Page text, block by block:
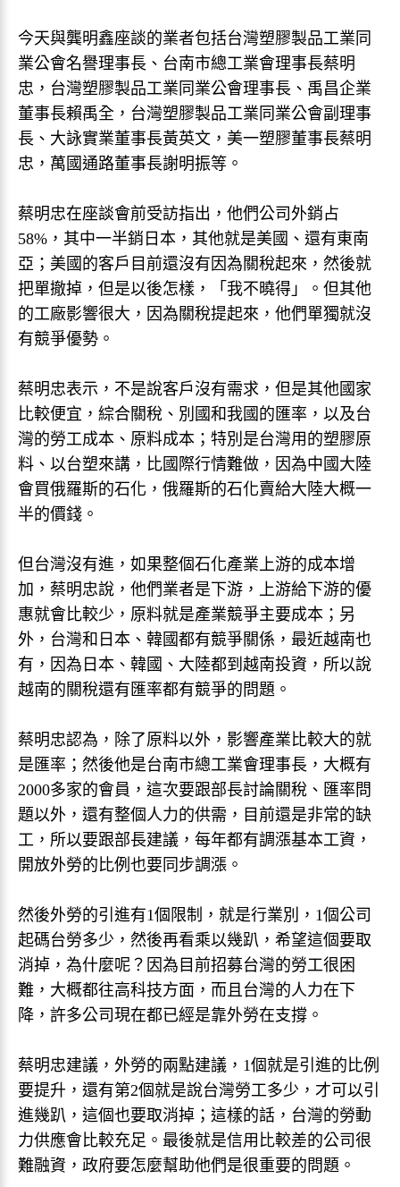
今天與龔明鑫座談的業者包括台灣塑膠製品工業同
業公會名譽理事長、台南市總工業會理事長蔡明
忠，台灣塑膠製品工業同業公會理事長、禹昌企業
董事長賴禹全，台灣塑膠製品工業同業公會副理事
長、大詠實業董事長黃英文，美一塑膠董事長蔡明
忠，萬國通路董事長謝明振等。
蔡明忠在座談會前受訪指出，他們公司外銷占
58%，其中一半銷日本，其他就是美國、還有東南
亞；美國的客戶目前還沒有因為關稅起來，然後就
把單撤掉，但是以後怎樣，「我不曉得」。但其他
的工廠影響很大，因為關稅提起來，他們單獨就沒
有競爭優勢。
蔡明忠表示，不是說客戶沒有需求，但是其他國家
比較便宜，綜合關稅、別國和我國的匯率，以及台
灣的勞工成本、原料成本；特別是台灣用的塑膠原
料、以台塑來講，比國際行情難做，因為中國大陸
會買俄羅斯的石化，俄羅斯的石化賣給大陸大概一
半的價錢。
但台灣沒有進，如果整個石化產業上游的成本增
加，蔡明忠說，他們業者是下游，上游給下游的優
惠就會比較少，原料就是產業競爭主要成本；另
外，台灣和日本、韓國都有競爭關係，最近越南也
有，因為日本、韓國、大陸都到越南投資，所以說
越南的關稅還有匯率都有競爭的問題。
蔡明忠認為，除了原料以外，影響產業比較大的就
是匯率；然後他是台南市總工業會理事長，大概有
2000多家的會員，這次要跟部長討論關稅、匯率問
題以外，還有整個人力的供需，目前還是非常的缺
工，所以要跟部長建議，每年都有調漲基本工資，
開放外勞的比例也要同步調漲。
然後外勞的引進有1個限制，就是行業別，1個公司
起碼台勞多少，然後再看乘以幾趴，希望這個要取
消掉，為什麼呢？因為目前招募台灣的勞工很困
難，大概都往高科技方面，而且台灣的人力在下
降，許多公司現在都已經是靠外勞在支撐。
蔡明忠建議，外勞的兩點建議，1個就是引進的比例
要提升，還有第2個就是說台灣勞工多少，才可以引
進幾趴，這個也要取消掉；這樣的話，台灣的勞動
力供應會比較充足。最後就是信用比較差的公司很
難融資，政府要怎麼幫助他們是很重要的問題。